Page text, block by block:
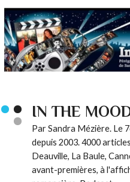
IN THE
Par Sandra Mézière. Le
depuis 2003. 4000
Deauville, La Baule,
avant-premières, à